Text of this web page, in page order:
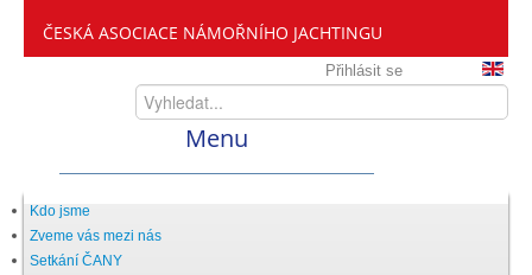
ČESKÁ ASOCIACE NÁMOŘNÍHO JACHTINGU
Přihlásit se
Menu
Home
Kdo jsme
Zveme vás mezi nás
Setkání ČANY